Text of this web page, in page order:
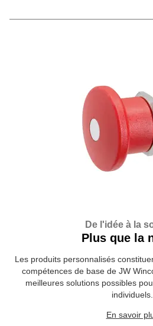
De l'idée à la
Plus que la
Les produits personnalisés
compétences de base de JW
meilleures solutions possibles
individuels.
En savoir